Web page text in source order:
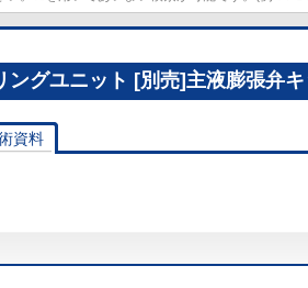
ングユニット [別売]主液膨張弁
資料